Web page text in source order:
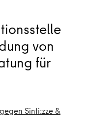
von
für
Sinti:zze &